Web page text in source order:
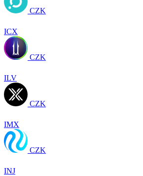
CZK
ICX
CZK
ILV
CZK
IMX
CZK
INJ